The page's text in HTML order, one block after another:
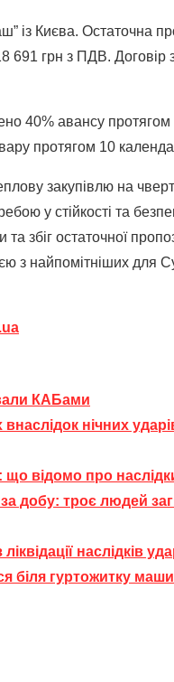
із Києва. Остаточна
691 грн з ПДВ. Договір
40% авансу
протягом 10
закупівлю на
у стійкості та
збіг остаточної
з найпомітніших для
КАБами
нічних
відомо про наслідки
добу: троє людей
наслідків
біля гуртожитку